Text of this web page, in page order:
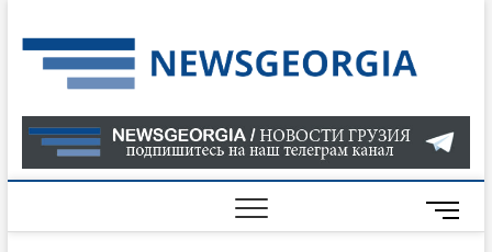
to
content
О
В
ГРУЗИИ
M
e